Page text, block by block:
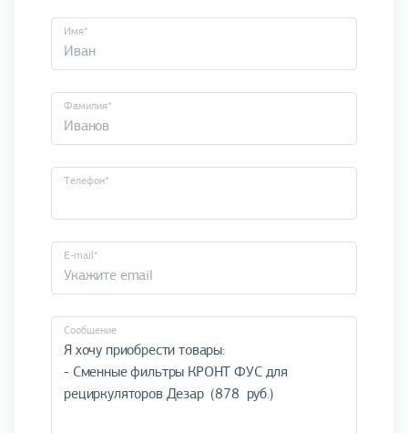
Имя*
Фамилия*
Телефон*
E-mail*
Cообщение